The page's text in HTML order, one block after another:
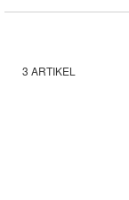
3 ARTIKEL